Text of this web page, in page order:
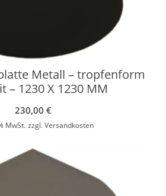
Metall – tropfenform
– 1230 X 1230 MM
230,00 €
MwSt. zzgl.Versandkosten